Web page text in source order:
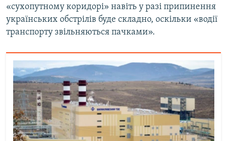
«сухопутному коридорі» навіть у разі припинення
українських обстрілів буде складно, оскільки «водії
транспорту звільняються пачками».